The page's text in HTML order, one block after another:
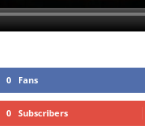
0 Fans
0 Subscribers